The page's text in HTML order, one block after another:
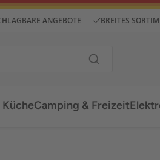
ANGEBOTE BREITES
KücheCamping & Freizeit